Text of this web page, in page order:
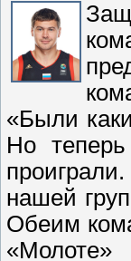
«Были
Но
нашей
Обеим